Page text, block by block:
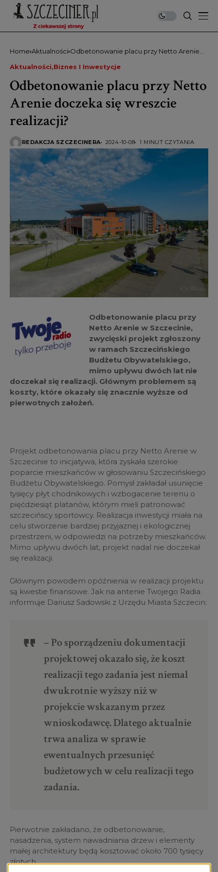
Home Aktualności Odbetonowanie placu przy Netto Arenie
Aktualności Biznes I Inwestycje
Odbetonowanie placu przy Netto
Arenie doczeka się wreszcie
realizacji?
REDAKCJA SZCZECINERA 2024-10-08 1 MINUT CZYTANIA
Odbetonowanie placu przy
Netto Arenie w Szczecinie,
zwycięski projekt zgłoszony
w ramach Szczecińskiego
Budżetu Obywatelskiego,
mimo upływu dwóch lat nie
doczekał się realizacji. Głównym problemem są
koszty, które okazały się znacznie wyższe od
pierwotnych założeń.
Projekt odbetonowania placu przy Netto Arenie w
Szczecinie to inicjatywa, która zyskała szerokie
poparcie mieszkańców w głosowaniu Szczecińskiego
Budżetu Obywatelskiego. Pomysł zakładał usunięcie
tysięcy płyt chodnikowych i wzbogacenie terenu o
pięćdziesiąt platanów, którym mieli patronować
szczecińscy sportowcy. Realizacja inwestycji miała na
celu stworzenie bardziej przyjaznej i ekologicznej
przestrzeni, w odpowiedzi na potrzeby mieszkańców.
Mimo upływu dwóch lat, projekt nadal nie doczekał
się realizacji.
Głównym powodem opóźnienia w realizacji projektu
są kwestie finansowe. Jak na antenie Twojego Radia
informuje Dariusz Sadowski z Urzędu Miasta Szczecin:
– Po sporządzeniu dokumentacji
projektowej okazało się, że koszt
realizacji tego zadania jest niemal
dwukrotnie wyższy niż w
projekcie wskazanym przez
wnioskodawcę. Dlatego aktualnie
trwa analiza w sprawie
ewentualnych przesunięć
budżetowych w celu realizacji tego
zadania.
Pierwotnie zakładano, że odbetonowanie,
nasadzenia, system nawadniania drzew i elementy
małej architektury będą kosztować około 700 tysięcy
złotych.